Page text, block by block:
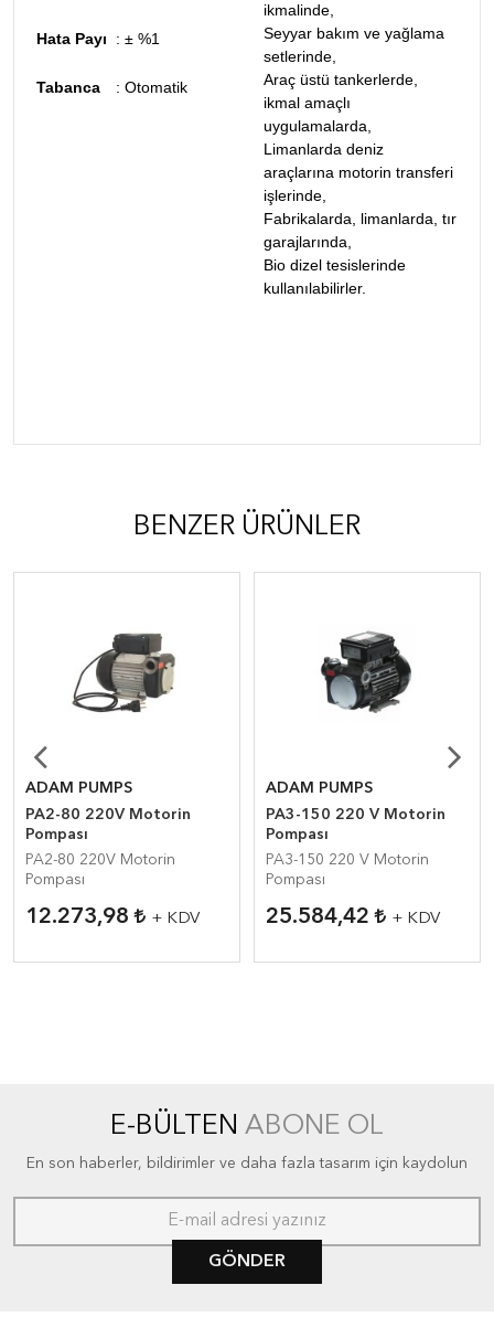
Hata Payı : ± %1
Tabanca : Otomatik
ikmalinde,
Seyyar bakım ve yağlama
setlerinde,
Araç üstü tankerlerde,
ikmal amaçlı
uygulamalarda,
Limanlarda deniz
araçlarına motorin transferi
işlerinde,
Fabrikalarda, limanlarda, tır
garajlarında,
Bio dizel tesislerinde
kullanılabilirler.
BENZER ÜRÜNLER
ADAM PUMPS
PA2-80 220V Motorin
Pompası
PA2-80 220V Motorin
Pompası
12.273,98 + KDV
ADAM PUMPS
PA3-150 220 V Motorin
Pompası
PA3-150 220 V Motorin
Pompası
25.584,42 + KDV
E-BÜLTEN ABONE OL
En son haberler, bildirimler ve daha fazla tasarım için kaydolun
GÖNDER